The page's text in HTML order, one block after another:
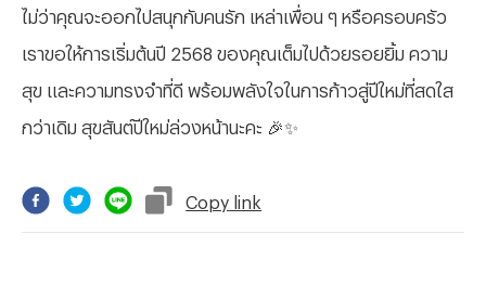
ไม่ว่าคุณจะออกไปสนุกกับคนรัก เหล่าเพื่อน ๆ หรือครอบครัว
เราขอให้การเริ่มต้นปี 2568 ของคุณเต็มไปด้วยรอยยิ้ม ความ
สุข และความทรงจำที่ดี พร้อมพลังใจในการก้าวสู่ปีใหม่ที่สดใส
กว่าเดิม สุขสันต์ปีใหม่ล่วงหน้านะคะ 🎉✨
Copy link